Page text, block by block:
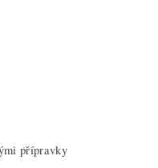
přípravky